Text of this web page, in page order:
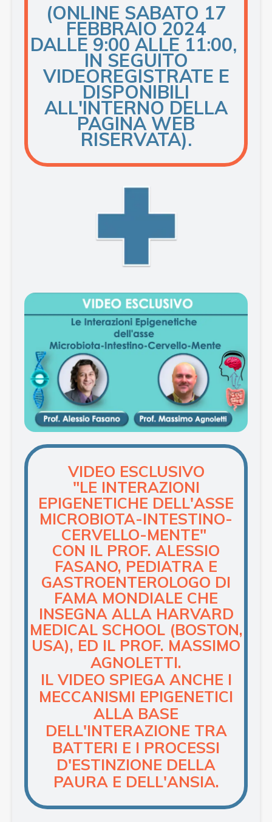
(ONLINE SABATO 17
FEBBRAIO 2024
DALLE 9:00 ALLE 11:00,
IN SEGUITO
VIDEOREGISTRATE E
DISPONIBILI
ALL'INTERNO DELLA
PAGINA WEB
RISERVATA).
VIDEO ESCLUSIVO
"LE INTERAZIONI
EPIGENETICHE DELL'ASSE
MICROBIOTA-INTESTINO-
CERVELLO-MENTE"
CON IL PROF. ALESSIO
FASANO, PEDIATRA E
GASTROENTEROLOGO DI
FAMA MONDIALE CHE
INSEGNA ALLA HARVARD
MEDICAL SCHOOL (BOSTON,
USA), ED IL PROF. MASSIMO
AGNOLETTI.
IL VIDEO SPIEGA ANCHE I
MECCANISMI EPIGENETICI
ALLA BASE
DELL'INTERAZIONE TRA
BATTERI E I PROCESSI
D'ESTINZIONE DELLA
PAURA E DELL'ANSIA.